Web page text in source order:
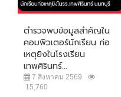
ตำรวจพบข้อมูลสำคัญใน
คอมพิวเตอร์นักเรียน ก่อ
เหตุยิงในโรงเรียน
เทพศิรินทร์...
7 สิงหาคม 2569
15,760